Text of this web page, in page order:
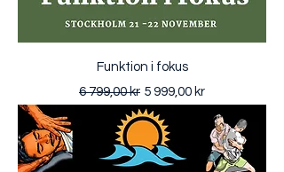
Funktion i fokus
Ordinarie pris
6 799,00 kr Reapris
5 999,00 kr